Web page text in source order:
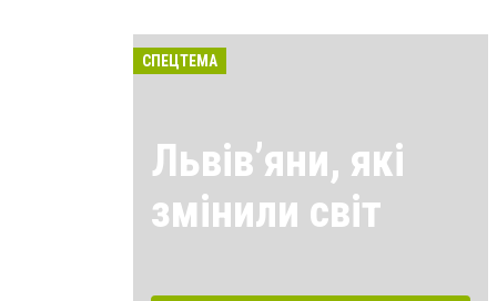
СПЕЦТЕМА
Львівʼяни, які
змінили світ